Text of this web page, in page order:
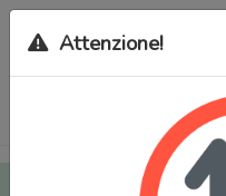
Tutti i Doujinshi e
Attenzione!